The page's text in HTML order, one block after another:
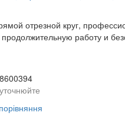
отрезной круг,
работу и